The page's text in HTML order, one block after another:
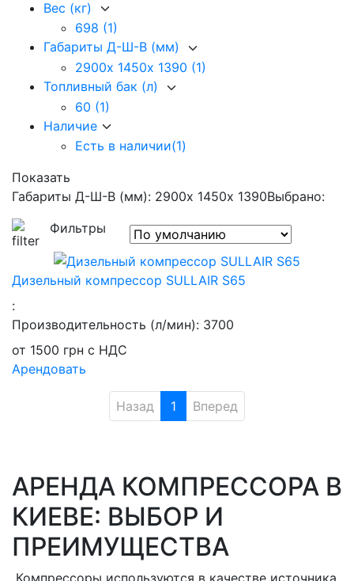
Вес (кг)
698 (1)
Габариты Д-Ш-В (мм)
2900х 1450х 1390 (1)
Топливный бак (л)
60 (1)
Наличие
Есть в наличии(1)
Показать
Габариты Д-Ш-В (мм): 2900х 1450х 1390Выбрано:
Фильтры
Дизельный компрессор SULLAIR S65
:
Производительность (л/мин): 3700
от 1500 грн с НДС
Арендовать
Назад 1 Вперед
АРЕНДА КОМПРЕССОРА В
КИЕВЕ: ВЫБОР И
ПРЕИМУЩЕСТВА
Компрессоры используются в качестве источника